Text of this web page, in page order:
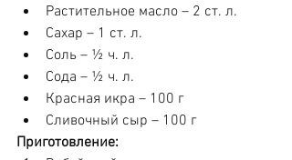
Растительное масло – 2 ст. л.
Сахар – 1 ст. л.
Соль – ½ ч. л.
Сода – ½ ч. л.
Красная икра – 100 г
Сливочный сыр – 100 г
Приготовление: